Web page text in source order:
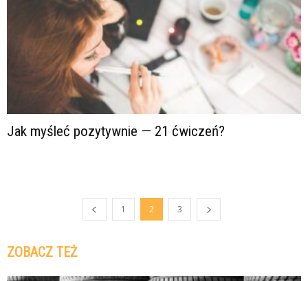
Jak myśleć pozytywnie — 21 ćwiczeń?
1 2 3
ZOBACZ TEŻ